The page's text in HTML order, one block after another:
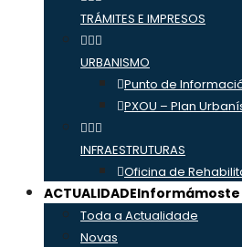
TRÁMITES E IMPRESOS
URBANISMO
Punto de
PXOU – Plan
INFRAESTRUTURAS
Oficina de
ACTUALIDADEInformámoste
Toda a Actualidade
Novas